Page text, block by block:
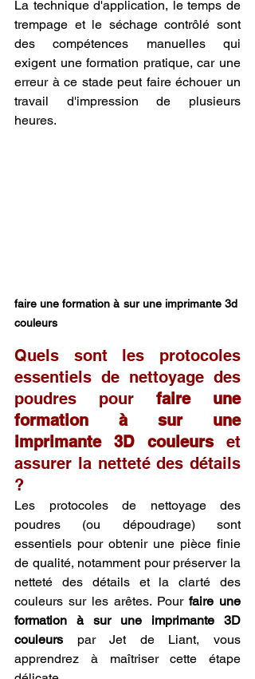
La technique d'application, le temps de
trempage et le séchage contrôlé sont
des compétences manuelles qui
exigent une formation pratique, car une
erreur à ce stade peut faire échouer un
travail d'impression de plusieurs
heures.
faire une formation à sur une imprimante 3d
couleurs
Quels sont les protocoles
essentiels de nettoyage des
poudres pour faire une
formation à sur une
imprimante 3D couleurs et
assurer la netteté des détails
?
Les protocoles de nettoyage des
poudres (ou dépoudrage) sont
essentiels pour obtenir une pièce finie
de qualité, notamment pour préserver la
netteté des détails et la clarté des
couleurs sur les arêtes. Pour faire une
formation à sur une imprimante 3D
couleurs par Jet de Liant, vous
apprendrez à maîtriser cette étape